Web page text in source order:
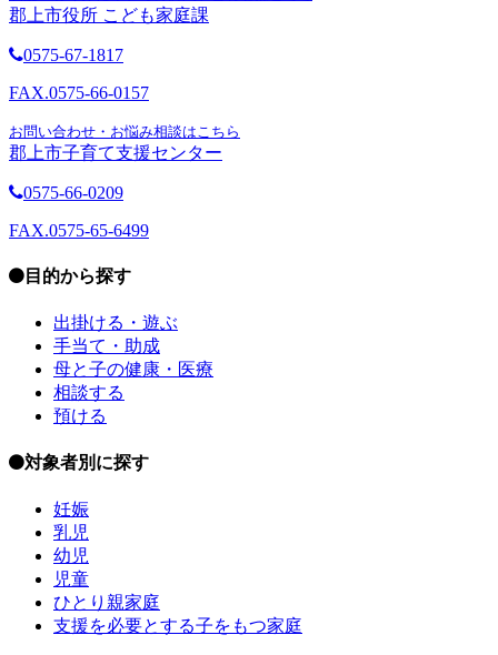
郡上市役所 こども家庭課
0575-67-1817
FAX.0575-66-0157
お問い合わせ・お悩み相談はこちら
郡上市子育て支援センター
0575-66-0209
FAX.0575-65-6499
目的から探す
出掛ける・遊ぶ
手当て・助成
母と子の健康・医療
相談する
預ける
対象者別に探す
妊娠
乳児
幼児
児童
ひとり親家庭
支援を必要とする子をもつ家庭